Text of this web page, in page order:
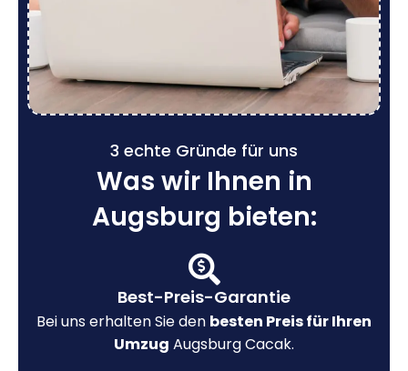
3 echte Gründe für uns
Was wir Ihnen in
Augsburg bieten:
Best-Preis-Garantie
Bei uns erhalten Sie den besten Preis für Ihren
Umzug Augsburg Cacak.